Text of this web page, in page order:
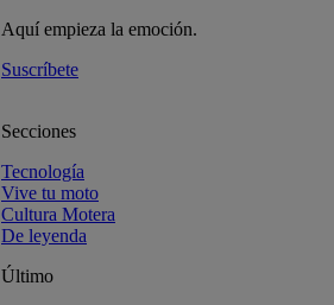
Aquí empieza la emoción.
Suscríbete
Secciones
Tecnología
Vive tu moto
Cultura Motera
De leyenda
Último